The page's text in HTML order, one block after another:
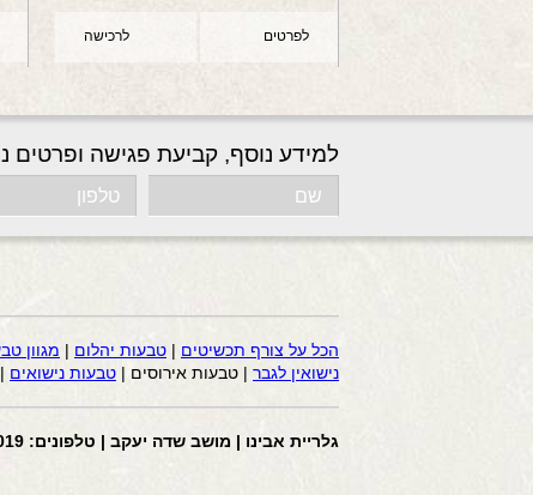
לפרטים לרכישה
למידע נוסף, קביעת פגישה ופרטים
הכל על צורף תכשיטים | טבעות יהלום | מגוון
נישואין לגבר | טבעות אירוסים | טבעות נישואים |
גלריית אבינו | מושב שדה יעקב | טלפונים: 058-4441019 | דוא”ל: avi2200@gmail.com